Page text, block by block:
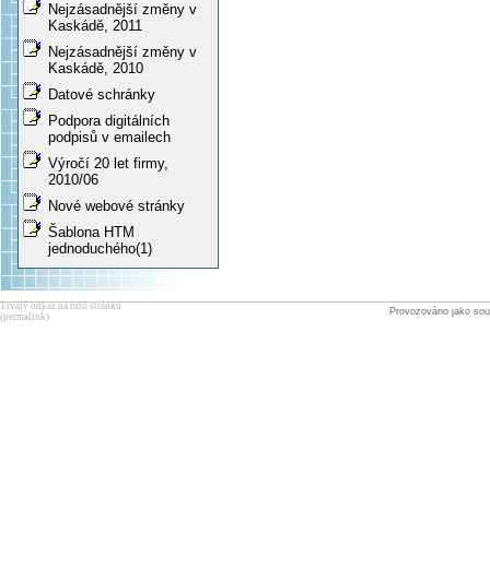
Nejzásadnější změny v
Kaskádě, 2011
Nejzásadnější změny v
Kaskádě, 2010
Datové schránky
Podpora digitálních
podpisů v emailech
Výročí 20 let firmy,
2010/06
Nové webové stránky
Šablona HTM
jednoduchého(1)
Provozováno jako
Trvalý odkaz na tuto stránku
(permalink)